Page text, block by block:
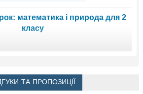
математика і природа для 2
класу
ТА ПРОПОЗИЦІЇ